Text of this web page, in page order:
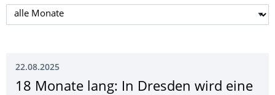
Monat auswählen
22.08.2025
18 Monate lang: In Dresden wird eine